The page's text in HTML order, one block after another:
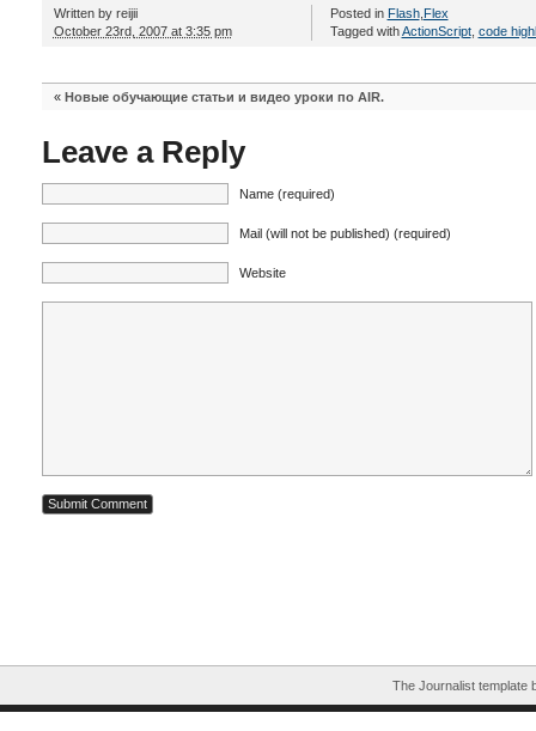
Written by reijii
October 23rd, 2007 at 3:35 pm
Posted in Flash, Flex
Tagged withActionScript, code
« Новые обучающие статьи и видео уроки по AIR.
Leave a Reply
Name (required)
Mail (will not be published) (required)
Website
The Journalist template